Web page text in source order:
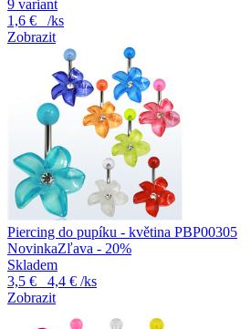
9 variant
1,6 €
/ks
Zobrazit
Piercing do pupíku - květina PBP00305
NovinkaZľava - 20%
Skladem
3,5 €
4,4 € /ks
Zobrazit